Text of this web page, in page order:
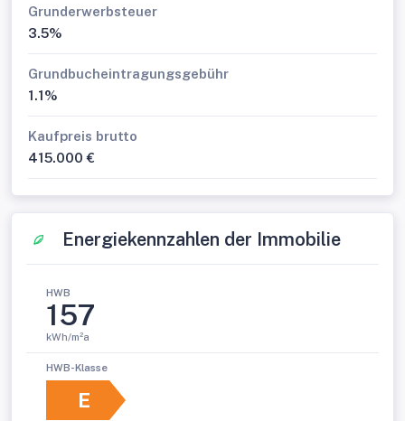
Grunderwerbsteuer
3.5%
Grundbucheintragungsgebühr
1.1%
Kaufpreis brutto
415.000 €
Energiekennzahlen der Immobilie
HWB
157
kWh/m²a
HWB-Klasse
E